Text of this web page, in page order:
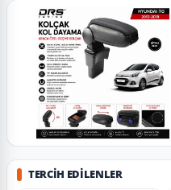
TERCIH EDILENLER